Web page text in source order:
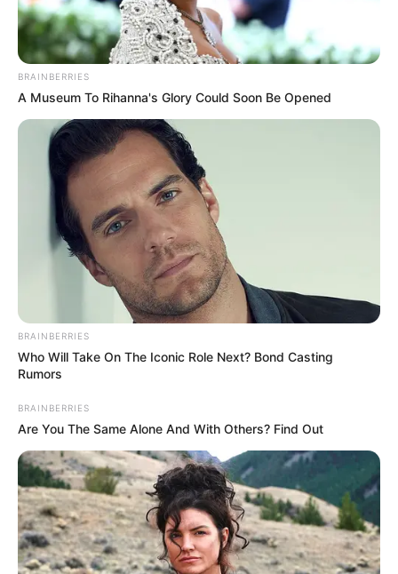
in
Orbán Balázs: Magyar Péter
nincs azon az intellektuális
szinten, hogy Orbán Viktor reális
versenytársa legyen
Szerző • September 29, 2025
BRAINBERRIES
A Museum To Rihanna's Glory Could Soon Be Opened
BRAINBERRIES
Who Will Take On The Iconic Role Next? Bond Casting
Rumors
BRAINBERRIES
Are You The Same Alone And With Others? Find Out